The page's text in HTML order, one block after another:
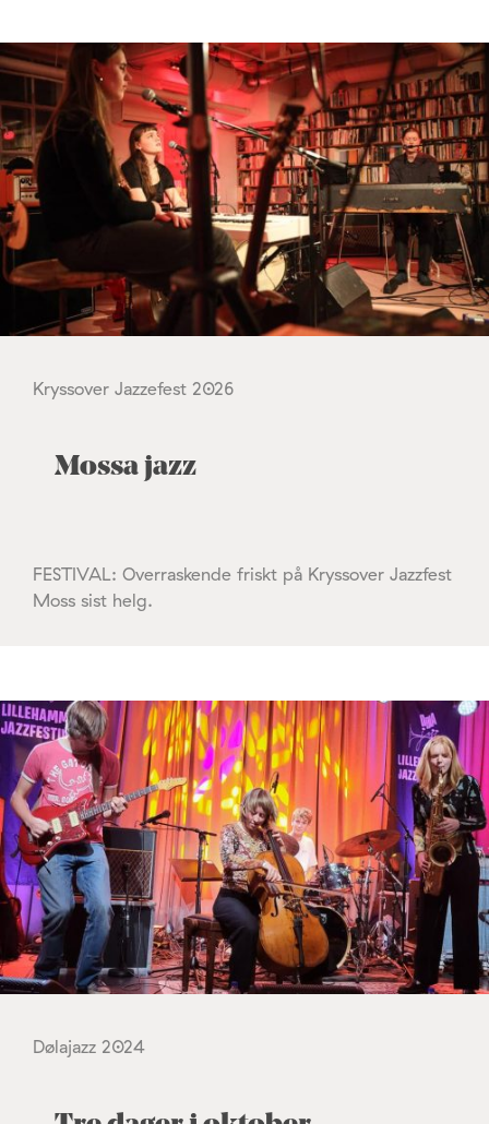
Kryssover Jazzefest 2026
Mossa jazz
FESTIVAL: Overraskende friskt på Kryssover Jazzfest
Moss sist helg.
Dølajazz 2024